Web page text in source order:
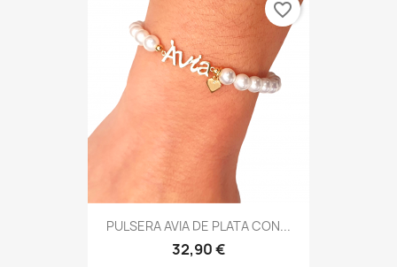
PULSERA AVIA DE PLATA CON...
32,90 €
favorite_border